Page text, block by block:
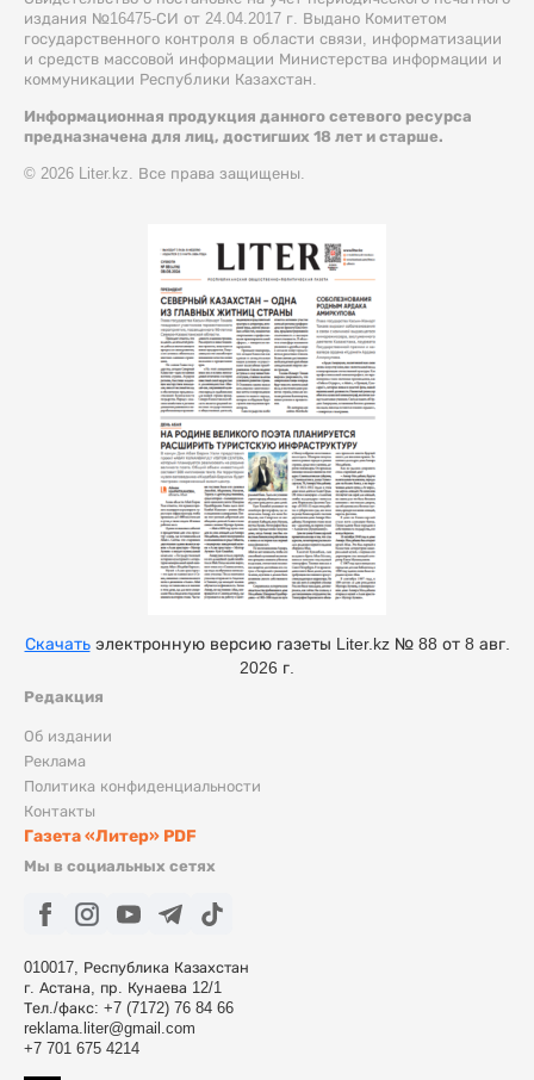
издания №16475-СИ от 24.04.2017 г. Выдано Комитетом
государственного контроля в области связи, информатизации
и средств массовой информации Министерства информации и
коммуникации Республики Казахстан.
Информационная продукция данного сетевого ресурса
предназначена для лиц, достигших 18 лет и старше.
© 2026 Liter.kz. Все права защищены.
Редакция
Об издании
Реклама
Политика конфиденциальности
Контакты
Газета «Литер» PDF
Мы в социальных сетях
010017, Республика Казахстан
г. Астана, пр. Кунаева 12/1
Тел./факс: +7 (7172) 76 84 66
reklama.liter@gmail.com
+7 701 675 4214
Скачатьэлектронную версию газеты Liter.kz № 88 от 8 авг.
2026 г.